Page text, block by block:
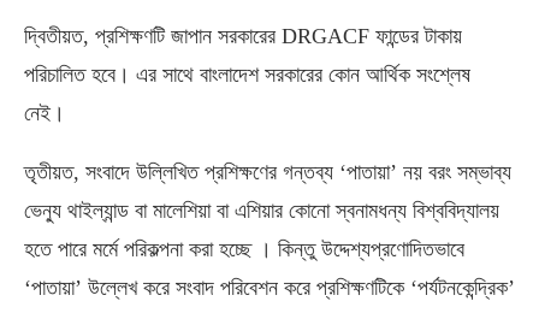
দ্বিতীয়ত, প্রশিক্ষণটি জাপান সরকারের DRGACF ফান্ডের টাকায়
পরিচালিত হবে। এর সাথে বাংলাদেশ সরকারের কোন আর্থিক সংশ্লেষ
নেই।
তৃতীয়ত, সংবাদে উল্লিখিত প্রশিক্ষণের গন্তব্য ‘পাতায়া’ নয় বরং সম্ভাব্য
ভেন্যু থাইল্যান্ড বা মালেশিয়া বা এশিয়ার কোনো স্বনামধন্য বিশ্ববিদ্যালয়
হতে পারে মর্মে পরিকল্পনা করা হচ্ছে । কিন্তু উদ্দেশ্যপ্রণোদিতভাবে
‘পাতায়া’ উল্লেখ করে সংবাদ পরিবেশন করে প্রশিক্ষণটিকে ‘পর্যটনকেন্দ্রিক’